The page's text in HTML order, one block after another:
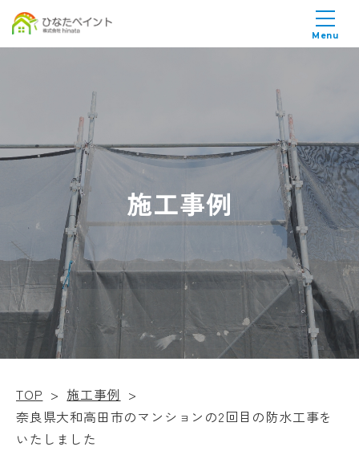
Menu
施工事例
TOP >施工事例 >
奈良県大和高田市のマンションの2回目の防水工事を
いたしました